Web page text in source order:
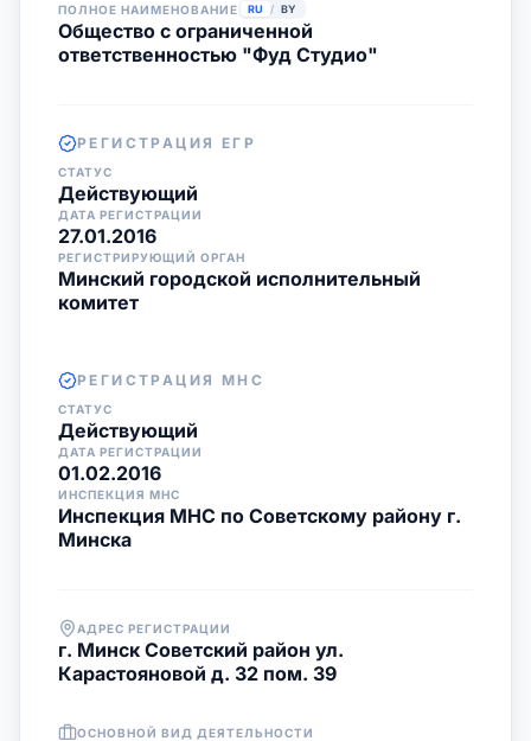
ПОЛНОЕ НАИМЕНОВАНИЕ RU / BY
Общество с ограниченной
ответственностью "Фуд Студио"
РЕГИСТРАЦИЯ ЕГР
СТАТУС
Действующий
ДАТА РЕГИСТРАЦИИ
27.01.2016
РЕГИСТРИРУЮЩИЙ ОРГАН
Минский городской исполнительный
комитет
РЕГИСТРАЦИЯ МНС
СТАТУС
Действующий
ДАТА РЕГИСТРАЦИИ
01.02.2016
ИНСПЕКЦИЯ МНС
Инспекция МНС по Советскому району г.
Минска
АДРЕС РЕГИСТРАЦИИ
г. Минск Советский район ул.
Карастояновой д. 32 пом. 39
ОСНОВНОЙ ВИД ДЕЯТЕЛЬНОСТИ